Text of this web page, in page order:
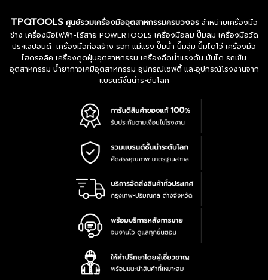
TPQTOOLS ศูนย์รวมเครื่องมืออุตสาหกรรมครบวงจรจำหน่ายเครื่องมือ
ช่าง เครื่องมือไฟฟ้า-ไร้สาย POWERTOOLS เครื่องมือลม ปั๊มลม เครื่องมือวัด
ประแจปอนด์ เครื่องมือก่อสร้าง รอก แม่แรง ปั๊มน้ำ ปั๊มจุ่ม ปั๊มไดโว่ เครื่องมือ
ไฮดรอลิค เครื่องดูดฝุ่นอุตสาหกรรม เครื่องฉีดน้ำแรงดัน บันได รถเข็น
อุตสาหกรรม น้ำยากาวเคมีอุตสาหกรรม อุปกรณ์เซฟตี้ และอุปกรณ์โรงงานจาก
แบรนด์ชั้นนำระดับโลก